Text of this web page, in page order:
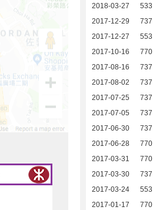
2018-03-27
533
2017-12-29
737
2017-12-27
553
2017-10-16
770
2017-08-16
737
2017-08-02
737
2017-07-25
737
2017-07-05
737
2017-06-30
737
2017-06-28
770
2017-03-31
770
2017-03-30
737
2017-03-24
553
2017-01-17
770